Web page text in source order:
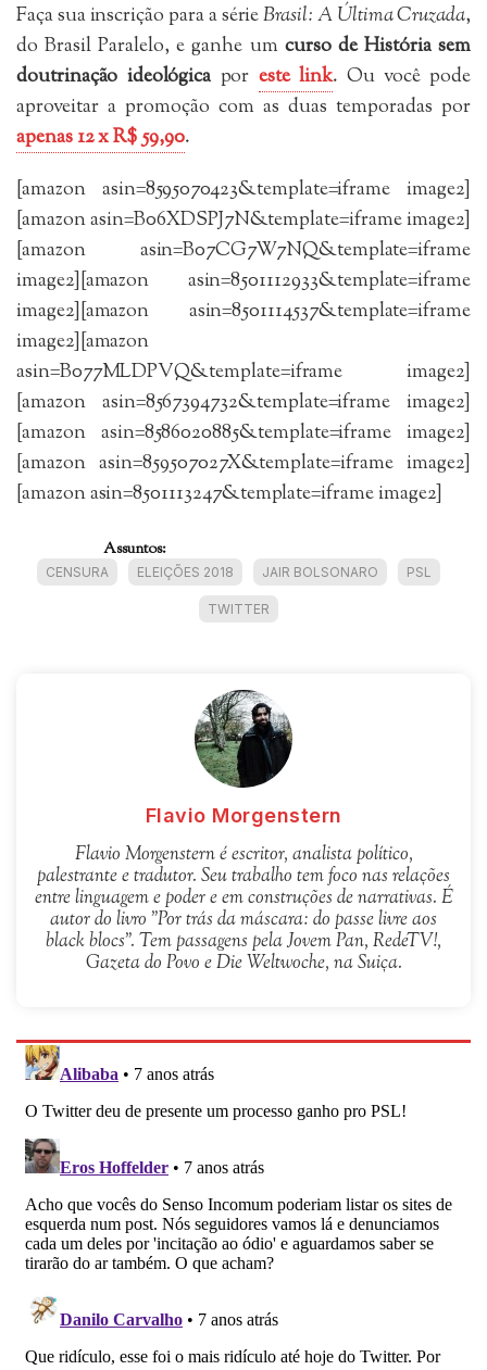
Faça sua inscrição para a sérieBrasil: A Última Cruzada,
do Brasil Paralelo, e ganhe um curso de História sem
doutrinação ideológica por este link. Ou você pode
aproveitar a promoção com as duas temporadas por
apenas 12 x R$ 59,90.
[amazon asin=8595070423&template=iframe image2]
[amazon asin=B06XDSPJ7N&template=iframe image2]
[amazon asin=B07CG7W7NQ&template=iframe
image2][amazon asin=8501112933&template=iframe
image2][amazon asin=8501114537&template=iframe
image2][amazon
asin=B077MLDPVQ&template=iframe image2]
[amazon asin=8567394732&template=iframe image2]
[amazon asin=8586020885&template=iframe image2]
[amazon asin=859507027X&template=iframe image2]
[amazon asin=8501113247&template=iframe image2]
Assuntos:
CENSURA ELEIÇÕES 2018 JAIR BOLSONARO PSL
TWITTER
Flavio Morgenstern
Flavio Morgenstern é escritor, analista político,
palestrante e tradutor. Seu trabalho tem foco nas relações
entre linguagem e poder e em construções de narrativas. É
autor do livro "Por trás da máscara: do passe livre aos
black blocs". Tem passagens pela Jovem Pan, RedeTV!,
Gazeta do Povo e Die Weltwoche, na Suiça.